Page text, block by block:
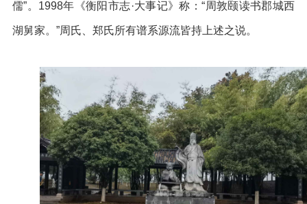
儒”。1998年《衡阳市志·大事记》称：“周敦颐读书郡城西
湖舅家。”周氏、郑氏所有谱系源流皆持上述之说。